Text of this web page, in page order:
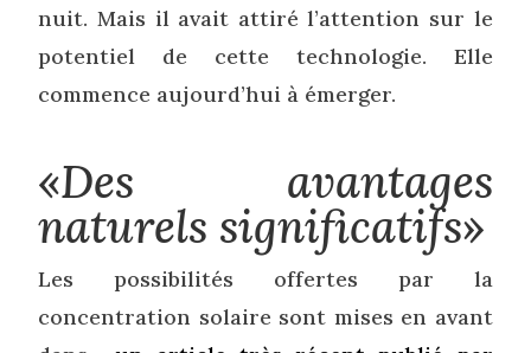
nuit. Mais il avait attiré l’attention sur le
potentiel de cette technologie. Elle
commence aujourd’hui à émerger.
«Des avantages
naturels significatifs»
Les possibilités offertes par la
concentration solaire sont mises en avant